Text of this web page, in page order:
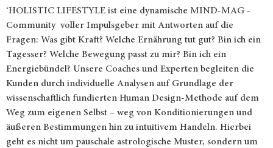
‘HOLISTIC LIFESTYLE ist eine dynamische MIND-MAG -
Community voller Impulsgeber mit Antworten auf die
Fragen: Was gibt Kraft? Welche Ernährung tut gut? Bin ich ein
Tagesser? Welche Bewegung passt zu mir? Bin ich ein
Energiebündel? Unsere Coaches und Experten begleiten die
Kunden durch individuelle Analysen auf Grundlage der
wissenschaftlich fundierten Human Design-Methode auf dem
Weg zum eigenen Selbst – weg von Konditionierungen und
äußeren Bestimmungen hin zu intuitivem Handeln. Hierbei
geht es nicht um pauschale astrologische Muster, sondern um